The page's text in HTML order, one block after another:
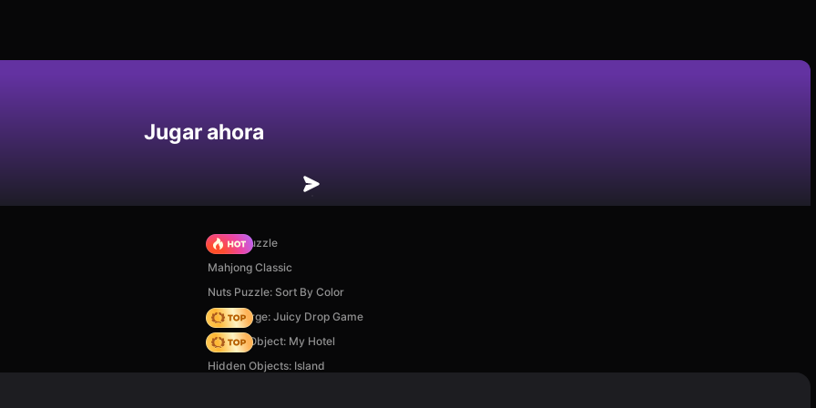
Jugar ahora
Arrow Puzzle
Mahjong Classic
Nuts Puzzle: Sort By Color
Fruit Merge: Juicy Drop Game
Hidden Object: My Hotel
Hidden Objects: Island